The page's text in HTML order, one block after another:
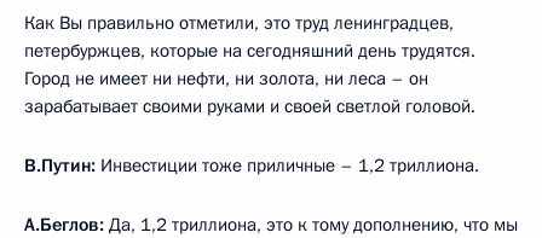
Как Вы правильно отметили, это труд ленинградцев,
петербуржцев, которые на сегодняшний день трудятся.
Город не имеет ни нефти, ни золота, ни леса – он
зарабатывает своими руками и своей светлой головой.
В.Путин: Инвестиции тоже приличные – 1,2 триллиона.
А.Беглов: Да, 1,2 триллиона, это к тому дополнению, что мы